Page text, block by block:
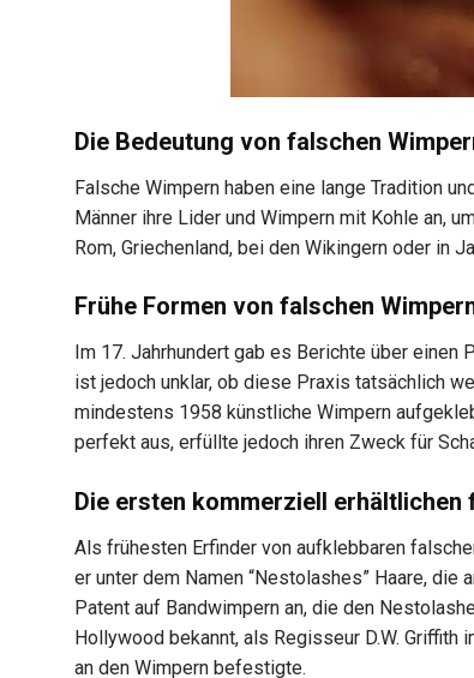
Die Bedeutung von falschen
Falsche Wimpern haben eine lange Tradition
Männer ihre Lider und Wimpern mit Kohle an,
Rom, Griechenland, bei den Wikingern oder in
Frühe Formen von falschen
Im 17. Jahrhundert gab es Berichte über einen
ist jedoch unklar, ob diese Praxis tatsächlich
mindestens 1958 künstliche Wimpern
perfekt aus, erfüllte jedoch ihren Zweck für
Die ersten kommerziell erhältlichen
Als frühesten Erfinder von aufklebbaren
er unter dem Namen “Nestolashes” Haare,
Patent auf Bandwimpern an, die den
Hollywood bekannt, als Regisseur D.W. Griffith
an den Wimpern befestigte.